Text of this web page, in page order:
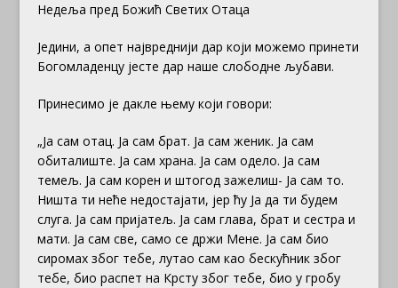
Недеља пред Божић Светих Отаца
Једини, а опет највреднији дар који можемо принети
Богомладенцу јесте дар наше слободне љубави.
Принесимо је дакле њему који говори:
„Ја сам отац. Ја сам брат. Ја сам женик. Ја сам
обиталиште. Ја сам храна. Ја сам одело. Ја сам
темељ. Ја сам корен и штогод зажелиш- Ја сам то.
Ништа ти неће недостајати, јер ћу Ја да ти будем
слуга. Ја сам пријатељ. Ја сам глава, брат и сестра и
мати. Ја сам све, само се држи Мене. Ја сам био
сиромах због тебе,лутао сам као бескућник због
тебе, био распет на Крсту због тебе, био у гробу